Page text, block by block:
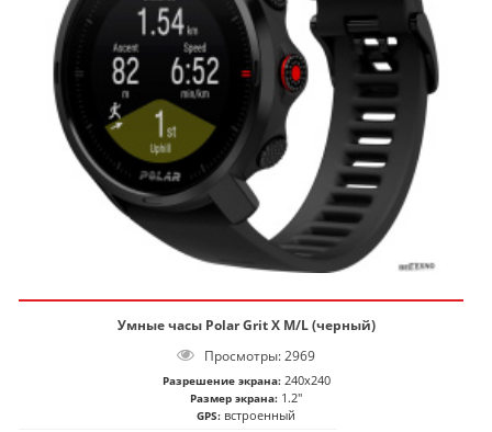
Умные часы Polar Grit X M/L (черный)
Просмотры: 2969
Разрешение экрана: 240x240
Размер экрана: 1.2"
GPS: встроенный